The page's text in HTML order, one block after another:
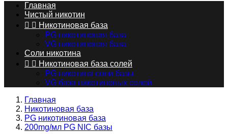
Главная
Чистый никотин
  Никотиновая база
PG никотиновая база
VG никотиновая база
Соли никотина
  Никотиновая база солей
PG никотина соли базы
VG база никотиновых солей
Главная
Никотиновая база
PG никотиновая база
200mg/мл PG NIC базы